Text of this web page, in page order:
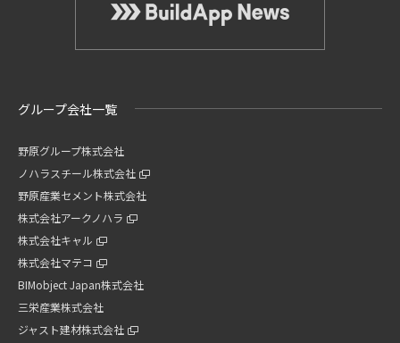
グループ会社一覧
野原グループ株式会社
ノハラスチール株式会社
野原産業セメント株式会社
株式会社アークノハラ
株式会社キャル
株式会社マテコ
BIMobject Japan株式会社
三栄産業株式会社
ジャスト建材株式会社